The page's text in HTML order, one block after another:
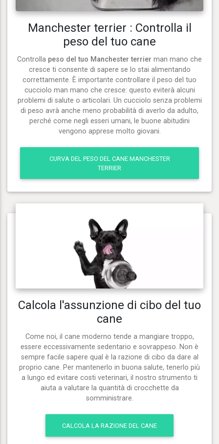
Manchester terrier : Controlla il
peso del tuo cane
Controlla peso del tuo Manchester terrier man mano che
cresce ti consente di sapere se lo stai alimentando
correttamente. È importante controllare il peso del tuo
cucciolo man mano che cresce: questo eviterà alcuni
problemi di salute o articolari. Un cucciolo senza problemi
di peso avrà anche meno probabilità di averlo da adulto,
perché come negli esseri umani, le buone abitudini
vengono apprese molto giovani.
CURVA DEL PESO DEL CANE MANCHESTER
TERRIER
Calcola l'assunzione di cibo del tuo
cane
Come noi, il cane moderno tende a mangiare troppo,
essere eccessivamente sedentario e sovrappeso. Non è
sempre facile sapere qual è la razione di cibo da dare al
proprio cane. Per mantenerlo in buona salute, tenerlo più
a lungo ed evitare costi veterinari, il nostro strumento ti
aiuta a valutare la quantità di crocchette da
somministrare.
CALCOLA LA RAZIONE DEL CANE